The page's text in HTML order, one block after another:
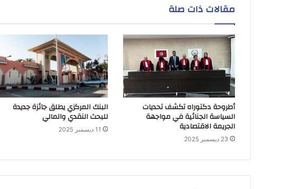
مقالات ذات صلة
أطروحة دكتوراه تكشف تحديات
السياسة الجنائية في مواجهة
الجريمة الاقتصادية
23 ديسمبر 2025
البنك المركزي يطلق جائزة جديدة
للبحث النقدي والمالي
11 ديسمبر 2025